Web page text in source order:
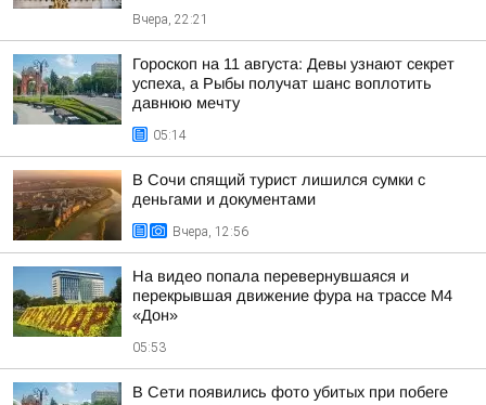
Вчера, 22:21
Гороскоп на 11 августа: Девы узнают секрет
успеха, а Рыбы получат шанс воплотить
давнюю мечту
05:14
В Сочи спящий турист лишился сумки с
деньгами и документами
Вчера, 12:56
На видео попала перевернувшаяся и
перекрывшая движение фура на трассе М4
«Дон»
05:53
В Сети появились фото убитых при побеге